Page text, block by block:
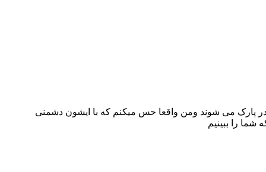
در پارک می شوند ومن واقعا حس میکنم که با ایشون دشمنی